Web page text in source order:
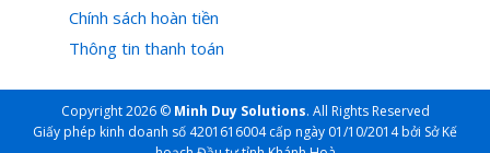
Chính sách hoàn tiền
Thông tin thanh toán
Copyright 2026 © Minh Duy Solutions. All Rights Reserved
Giấy phép kinh doanh số 4201616004 cấp ngày 01/10/2014 bởi Sở Kế